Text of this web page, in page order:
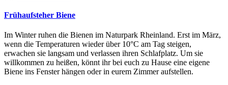
Frühaufsteher Biene
Im Winter ruhen die Bienen im Naturpark Rheinland. Erst im März,
wenn die Temperaturen wieder über 10°C am Tag steigen,
erwachen sie langsam und verlassen ihren Schlafplatz. Um sie
willkommen zu heißen, könnt ihr bei euch zu Hause eine eigene
Biene ins Fenster hängen oder in eurem Zimmer aufstellen.